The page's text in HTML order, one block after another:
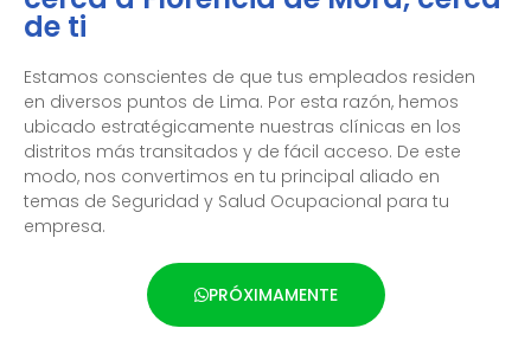
de ti
Estamos conscientes de que tus empleados residen
en diversos puntos de Lima. Por esta razón, hemos
ubicado estratégicamente nuestras clínicas en los
distritos más transitados y de fácil acceso. De este
modo, nos convertimos en tu principal aliado en
temas de Seguridad y Salud Ocupacional para tu
empresa.
PRÓXIMAMENTE